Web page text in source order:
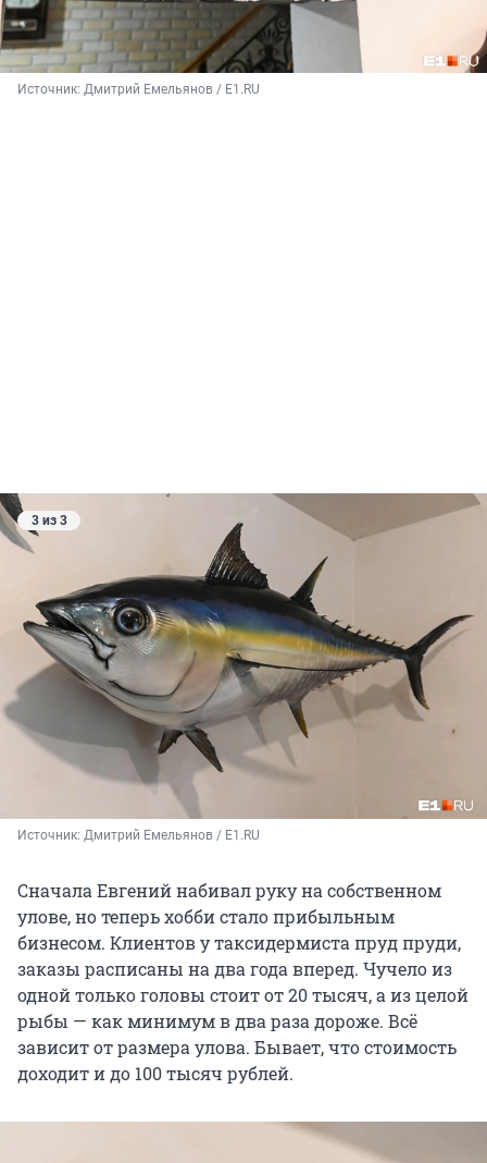
Источник: Дмитрий Емельянов / E1.RU
3 из 3
Источник: Дмитрий Емельянов / E1.RU
Сначала Евгений набивал руку на собственном
улове, но теперь хобби стало прибыльным
бизнесом. Клиентов у таксидермиста пруд пруди,
заказы расписаны на два года вперед. Чучело из
одной только головы стоит от 20 тысяч, а из целой
рыбы — как минимум в два раза дороже. Всё
зависит от размера улова. Бывает, что стоимость
доходит и до 100 тысяч рублей.